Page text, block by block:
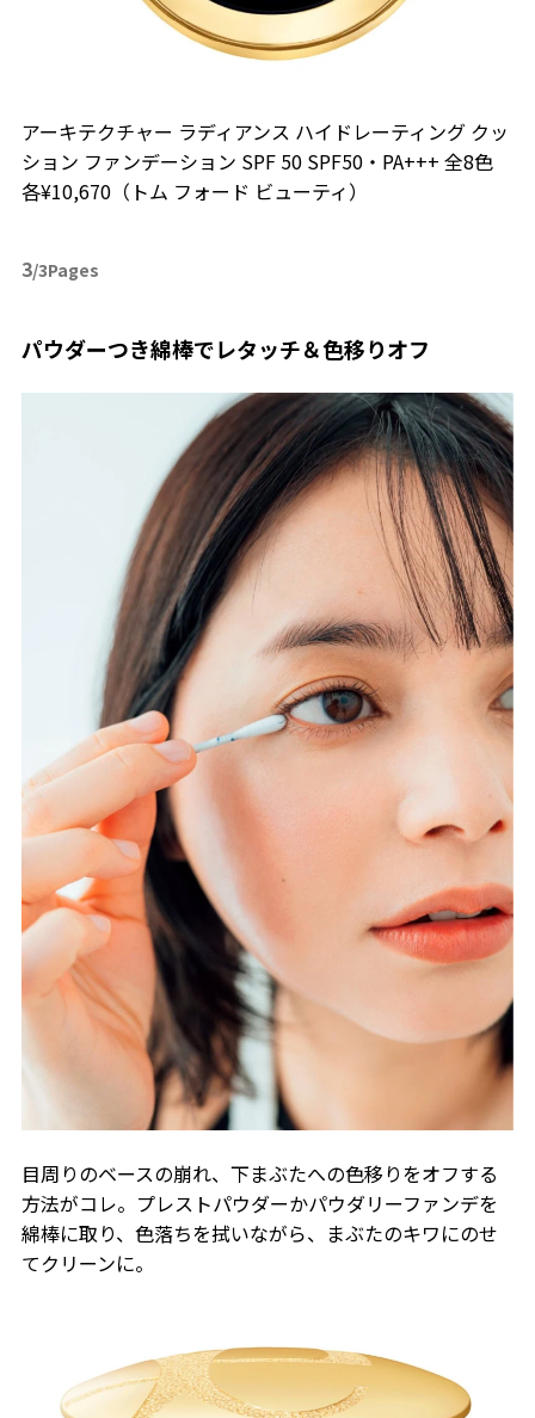
アーキテクチャー ラディアンス ハイドレーティング クッ
ション ファンデーション SPF 50 SPF50・PA+++ 全8色
各¥10,670（トム フォード ビューティ）
3/3Pages
パウダーつき綿棒でレタッチ＆色移りオフ
目周りのベースの崩れ、下まぶたへの色移りをオフする
方法がコレ。プレストパウダーかパウダリーファンデを
綿棒に取り、色落ちを拭いながら、まぶたのキワにのせ
てクリーンに。